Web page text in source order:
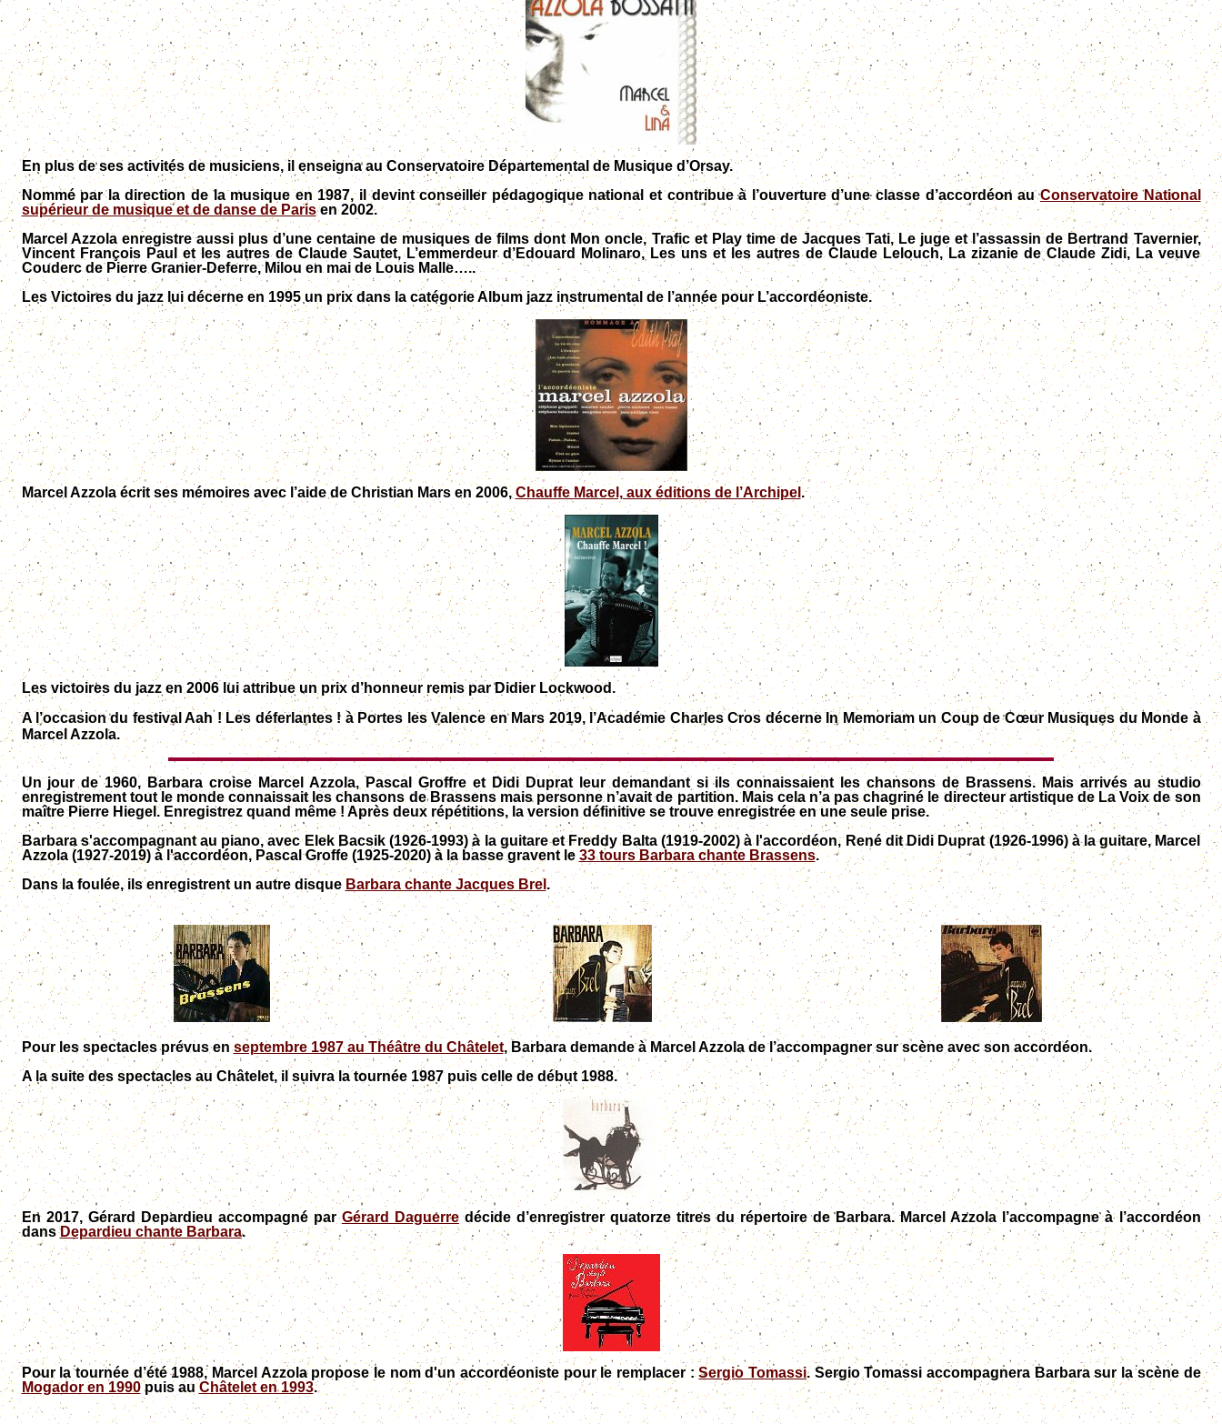
En plus de ses activités de musiciens, il enseigna au Conservatoire Départemental de Musique d’Orsay.
Nommé par la direction de la musique en 1987, il devint conseiller pédagogique national et contribue à l’ouverture d’une classe d’accordéon auConservatoire National
supérieur de musique et de danse de Parisen 2002.
Marcel Azzola enregistre aussi plus d’une centaine de musiques de films dont Mon oncle, Trafic et Play time de Jacques Tati, Le juge et l’assassin de Bertrand Tavernier,
Vincent François Paul et les autres de Claude Sautet, L’emmerdeur d’Edouard Molinaro, Les uns et les autres de Claude Lelouch, La zizanie de Claude Zidi, La veuve
Couderc de Pierre Granier-Deferre, Milou en mai de Louis Malle…..
Les Victoires du jazz lui décerne en 1995 un prix dans la catégorie Album jazz instrumental de l’année pour L’accordéoniste.
Marcel Azzola écrit ses mémoires avec l’aide de Christian Mars en 2006,Chauffe Marcel, aux éditions de l’Archipel.
Les victoires du jazz en 2006 lui attribue un prix d’honneur remis par Didier Lockwood.
A l’occasion du festival Aah ! Les déferlantes ! à Portes les Valence en Mars 2019, l’Académie Charles Cros décerne In Memoriam un Coup de Cœur Musiques du Monde à
Marcel Azzola.
Un jour de 1960, Barbara croise Marcel Azzola, Pascal Groffre et Didi Duprat leur demandant si ils connaissaient les chansons de Brassens. Mais arrivés au studio
enregistrement tout le monde connaissait les chansons de Brassens mais personne n’avait de partition. Mais cela n’a pas chagriné le directeur artistique de La Voix de son
maître Pierre Hiegel. Enregistrez quand même ! Après deux répétitions, la version définitive se trouve enregistrée en une seule prise.
Barbara s'accompagnant au piano, avec Elek Bacsik (1926-1993) à la guitare et Freddy Balta (1919-2002) à l'accordéon, René dit Didi Duprat (1926-1996) à la guitare, Marcel
Azzola (1927-2019) à l'accordéon, Pascal Groffe (1925-2020) à la basse gravent le33 tours Barbara chante Brassens.
Dans la foulée, ils enregistrent un autre disque Barbara chante Jacques Brel.
Pour les spectacles prévus enseptembre 1987 au Théâtre du Châtelet, Barbara demande à Marcel Azzola de l’accompagner sur scène avec son accordéon.
A la suite des spectacles au Châtelet, il suivra la tournée 1987 puis celle de début 1988.
En 2017, Gérard Depardieu accompagné parGérard Daguerredécide d’enregistrer quatorze titres du répertoire de Barbara. Marcel Azzola l’accompagne à l’accordéon
dansDepardieu chante Barbara.
Pour la tournée d’été 1988, Marcel Azzola propose le nom d'un accordéoniste pour le remplacer :Sergio Tomassi. Sergio Tomassi accompagnera Barbara sur la scène de
Mogador en 1990puis auChâtelet en 1993.